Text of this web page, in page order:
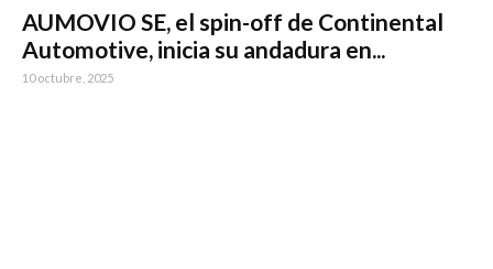
AUMOVIO SE, el spin-off de Continental
Automotive, inicia su andadura en...
10 octubre, 2025